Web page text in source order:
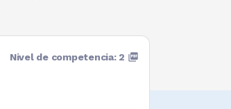
Nivel de competencia: 2 picture_as_pdf